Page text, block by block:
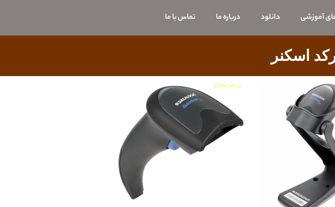
آموزشی دانلود درباره ما تماس با ما
اسکنر